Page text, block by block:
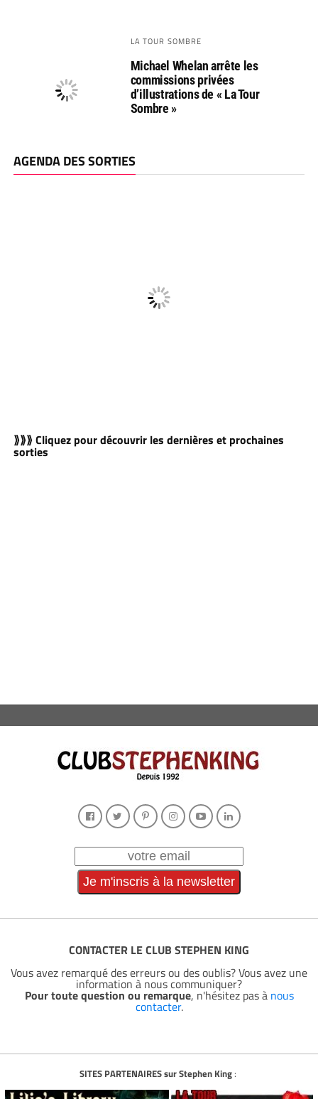
LA TOUR SOMBRE
Michael Whelan arrête les
commissions privées
d’illustrations de « La Tour
Sombre »
AGENDA DES SORTIES
⟫⟫⟫ Cliquez pour découvrir les dernières et prochaines
sorties
CONTACTER LE CLUB STEPHEN KING
Vous avez remarqué des erreurs ou des oublis? Vous avez une
information à nous communiquer?
Pour toute question ou remarque, n'hésitez pas à nous
contacter.
SITES PARTENAIRES sur Stephen King: